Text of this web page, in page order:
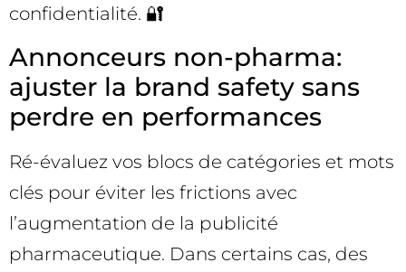
confidentialité. 🔐
Annonceurs non-pharma:
ajuster la brand safety sans
perdre en performances
Ré-évaluez vos blocs de catégories et mots
clés pour éviter les frictions avec
l’augmentation de la publicité
pharmaceutique. Dans certains cas, des